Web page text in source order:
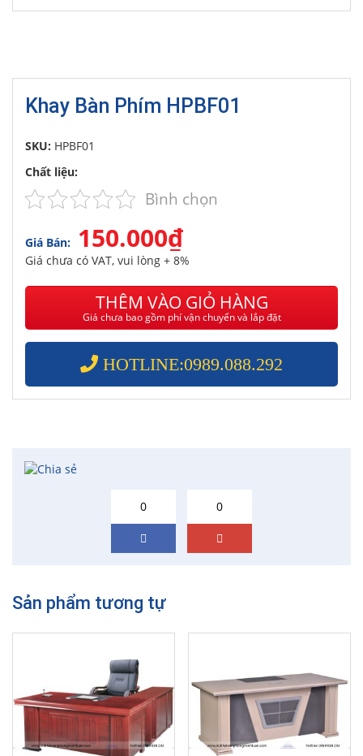
Khay Bàn Phím HPBF01
SKU: HPBF01
Chất liệu:
Bình chọn
Giá Bán: 150.000₫
Giá chưa có VAT, vui lòng + 8%
THÊM VÀO GIỎ HÀNG
Giá chưa bao gồm phí vận chuyển và lắp đặt
HOTLINE:0989.088.292
0 0
Sản phẩm tương tự